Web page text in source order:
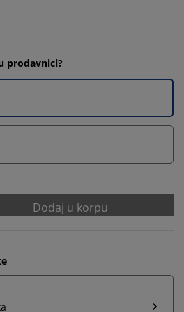
prodavnici?
Dodaj u korpu